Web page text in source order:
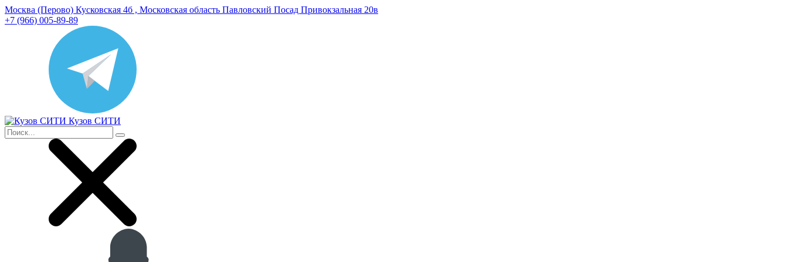
Москва (Перово) Кусковская 4б , Московская область Павловский Посад Привокзальная 20в
+7 (966) 005-89-89
Кузов СИТИ